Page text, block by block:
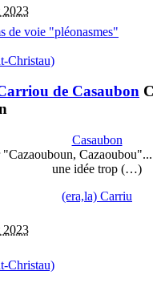
2023
de voie "pléonasmes"
Christau)
de Casaubon
Casaubon
"Cazaouboun,
une idée trop (…)
(era,la) Carriu
2023
Christau)